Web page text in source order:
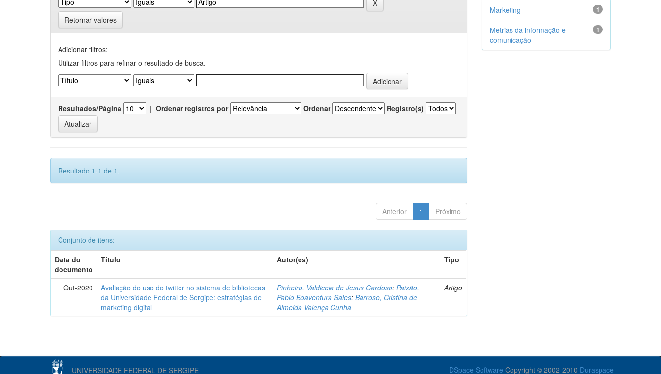
Retornar valores
Adicionar filtros:
Utilizar filtros para refinar o resultado de busca.
Resultados/Página | Ordenar registros por Ordenar Registro(s)
Resultado 1-1 de 1.
Anterior 1 Próximo
Conjunto de itens:
Data do
documento
Título Autor(es) Tipo
Out-2020
Avaliação do uso do twitter no sistema de bibliotecas
da Universidade Federal de Sergipe: estratégias de
marketing digital
Pinheiro, Valdiceia de Jesus Cardoso;Paixão,
Pablo Boaventura Sales;Barroso, Cristina de
Almeida Valença Cunha
Artigo
1
Marketing
1
Metrias da informação e
comunicação
UNIVERSIDADE FEDERAL DE SERGIPE DSpace Software Copyright © 2002-2010 Duraspace